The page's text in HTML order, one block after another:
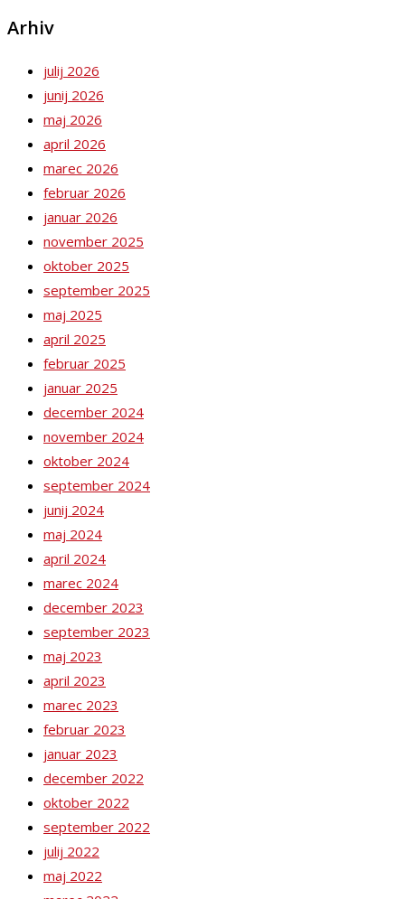
Arhiv
julij 2026
junij 2026
maj 2026
april 2026
marec 2026
februar 2026
januar 2026
november 2025
oktober 2025
september 2025
maj 2025
april 2025
februar 2025
januar 2025
december 2024
november 2024
oktober 2024
september 2024
junij 2024
maj 2024
april 2024
marec 2024
december 2023
september 2023
maj 2023
april 2023
marec 2023
februar 2023
januar 2023
december 2022
oktober 2022
september 2022
julij 2022
maj 2022